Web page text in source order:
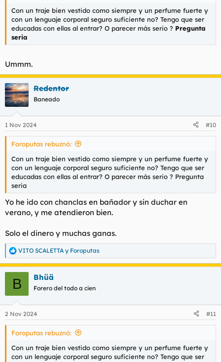
Con un traje bien vestido como siempre y un perfume fuerte y
con un lenguaje corporal seguro suficiente no? Tengo que ser
educadas con ellas al entrar? O parecer más serio ? Pregunta
seria
Ummm.
Redentor
Baneado
1 Nov 2024 #10
Foroputas rebuznó:
Con un traje bien vestido como siempre y un perfume fuerte y
con un lenguaje corporal seguro suficiente no? Tengo que ser
educadas con ellas al entrar? O parecer más serio ? Pregunta
seria
Yo he ido con chanclas en bañador y sin duchar en
verano, y me atendieron bien.
Solo el dinero y muchas ganas.
R
e
a
e
s
VITO SCALETTA y Foroputas
B Bhüä
Forero del todo a cien
2 Nov 2024 #11
Foroputas rebuznó:
Con un traje bien vestido como siempre y un perfume fuerte y
con un lenguaje corporal seguro suficiente no? Tengo que ser